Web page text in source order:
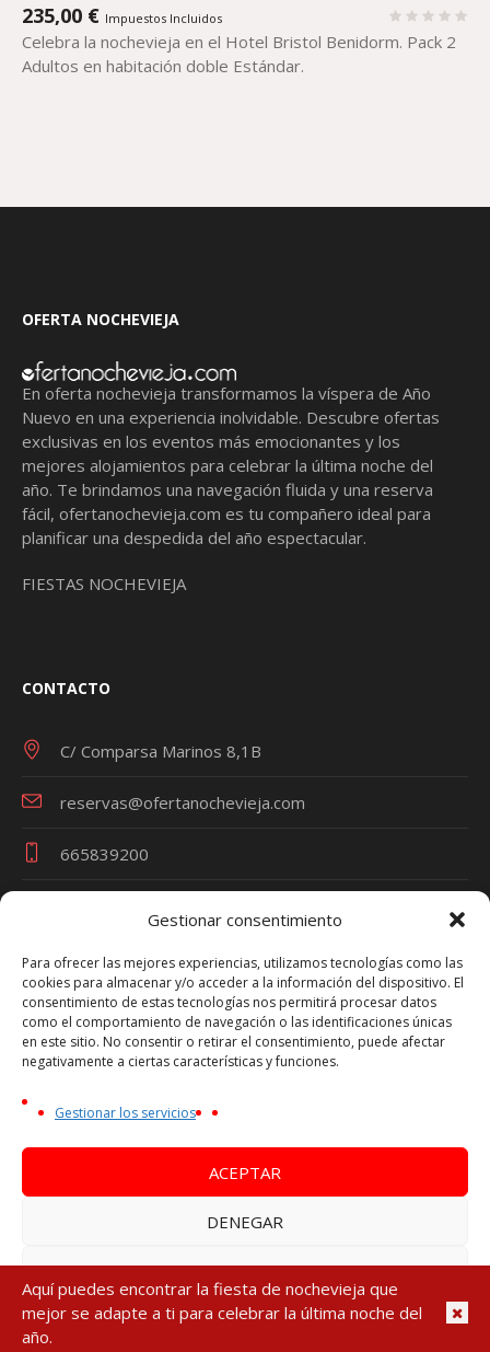
Gestionar consentimiento
Para ofrecer las mejores experiencias, utilizamos tecnologías como las
cookies para almacenar y/o acceder a la información del dispositivo. El
consentimiento de estas tecnologías nos permitirá procesar datos
como el comportamiento de navegación o las identificaciones únicas
en este sitio. No consentir o retirar el consentimiento, puede afectar
negativamente a ciertas características y funciones.
Gestionar los servicios
ACEPTAR
DENEGAR
VER PREFERENCIAS
Política de cookies
Aquí puedes encontrar la fiesta de nochevieja que
mejor se adapte a ti para celebrar la última noche del
año.
235,00 € Impuestos Incluidos
Celebra la nochevieja en el Hotel Bristol Benidorm. Pack 2
Adultos en habitación doble Estándar.
OFERTA NOCHEVIEJA
En oferta nochevieja transformamos la víspera de Año
Nuevo en una experiencia inolvidable. Descubre ofertas
exclusivas en los eventos más emocionantes y los
mejores alojamientos para celebrar la última noche del
año. Te brindamos una navegación fluida y una reserva
fácil,ofertanochevieja.com es tu compañero ideal para
planificar una despedida del año espectacular.
FIESTAS NOCHEVIEJA
CONTACTO
C/ Comparsa Marinos 8,1B
reservas@ofertanochevieja.com
665839200
Términos y Condiciones
Política de Privacidad
Política de Cookies
Aviso Legal
PARTY - Nº Licencia Turística CV-m1692A
NIF Persona Física - 44753270P
Política de Privacidad/ Fusionarte Comunicación © 2024. Todos los